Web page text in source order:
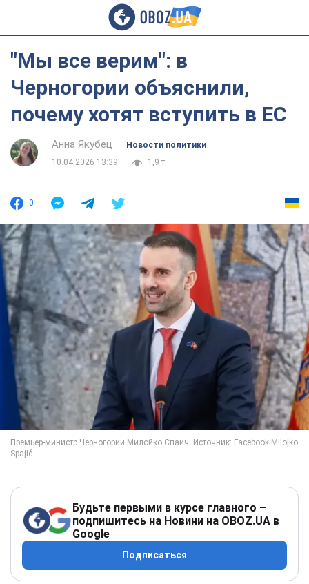
"Мы все верим": в
Черногории объяснили,
почему хотят вступить в ЕС
Анна Якубец
Новости политики
10.04.2026 13:39
1,9 т.
0
Будьте первыми в курсе главного –
подпишитесь на Новини на OBOZ.UA в
Google
Подписаться